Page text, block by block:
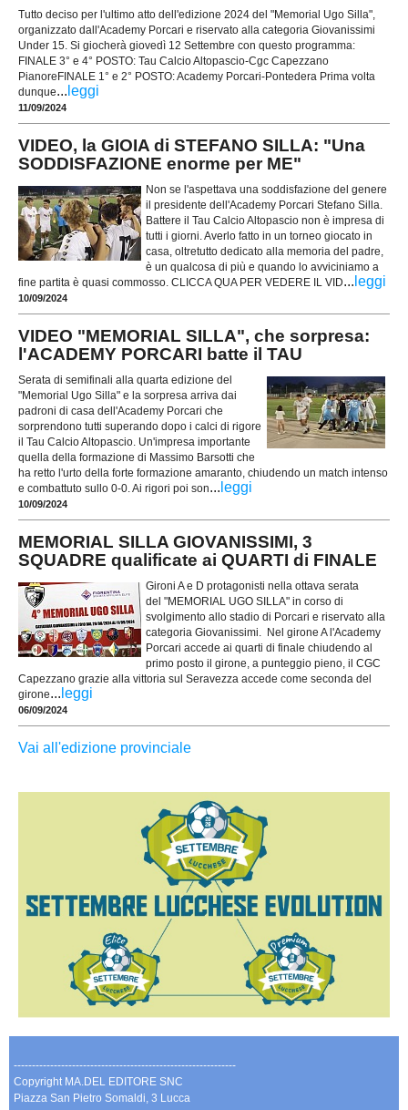
Tutto deciso per l'ultimo atto dell'edizione 2024 del "Memorial Ugo Silla",
organizzato dall'Academy Porcari e riservato alla categoria Giovanissimi
Under 15. Si giocherà giovedì 12 Settembre con questo programma:
FINALE 3° e 4° POSTO: Tau Calcio Altopascio-Cgc Capezzano
PianoreFINALE 1° e 2° POSTO: Academy Porcari-Pontedera Prima volta
dunque... leggi
11/09/2024
VIDEO, la GIOIA di STEFANO SILLA: "Una
SODDISFAZIONE enorme per ME"
Non se l'aspettava una soddisfazione del genere
il presidente dell'Academy Porcari Stefano Silla.
Battere il Tau Calcio Altopascio non è impresa di
tutti i giorni. Averlo fatto in un torneo giocato in
casa, oltretutto dedicato alla memoria del padre,
è un qualcosa di più e quando lo avviciniamo a
fine partita è quasi commosso. CLICCA QUA PER VEDERE IL VID... leggi
10/09/2024
VIDEO "MEMORIAL SILLA", che sorpresa:
l'ACADEMY PORCARI batte il TAU
Serata di semifinali alla quarta edizione del
"Memorial Ugo Silla" e la sorpresa arriva dai
padroni di casa dell'Academy Porcari che
sorprendono tutti superando dopo i calci di rigore
il Tau Calcio Altopascio. Un'impresa importante
quella della formazione di Massimo Barsotti che
ha retto l'urto della forte formazione amaranto, chiudendo un match intenso
e combattuto sullo 0-0. Ai rigori poi son... leggi
10/09/2024
MEMORIAL SILLA GIOVANISSIMI, 3
SQUADRE qualificate ai QUARTI di FINALE
Gironi A e D protagonisti nella ottava serata
del "MEMORIAL UGO SILLA" in corso di
svolgimento allo stadio di Porcari e riservato alla
categoria Giovanissimi. Nel girone A l'Academy
Porcari accede ai quarti di finale chiudendo al
primo posto il girone, a punteggio pieno, il CGC
Capezzano grazie alla vittoria sul Seravezza accede come seconda del
girone... leggi
06/09/2024
Vai all'edizione provinciale
-------------------------------------------------------------
Copyright MA.DEL EDITORE SNC
Piazza San Pietro Somaldi, 3 Lucca